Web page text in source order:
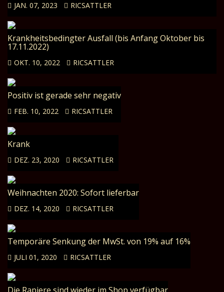
JAN. 07, 2023 RICSATTLER
Krankheitsbedingter Ausfall (bis Anfang Oktober bis
17.11.2022)
OKT. 10, 2022 RICSATTLER
Positiv ist gerade sehr negativ
FEB. 10, 2022 RICSATTLER
Krank
DEZ. 23, 2020 RICSATTLER
Weihnachten 2020: Sofort lieferbar
DEZ. 14, 2020 RICSATTLER
Temporäre Senkung der MwSt. von 19% auf 16%
JULI 01, 2020 RICSATTLER